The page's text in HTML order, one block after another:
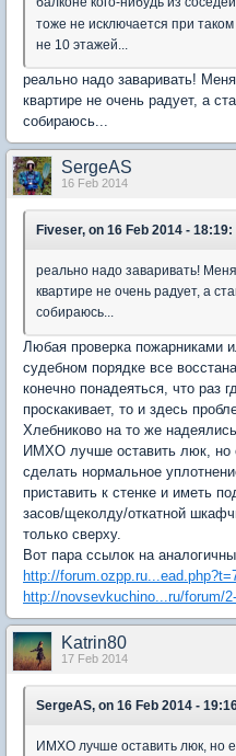
тоже не исключается при
не 10 этажей...
реально надо заваривать!
квартире не очень радует, а
собираюсь...
SergeAS
16 Feb 2014
Fiveser, on 16 Feb 2014 - 18:19:
реально надо заваривать!
квартире не очень радует, а
собираюсь...
Любая проверка пожарниками
судебном порядке все
конечно понадеяться, что раз
проскакивает, то и здесь
Хлебниково на то же
ИМХО лучше оставить люк, но
сделать нормальное
приставить к стенке и иметь
засов/щеколду/откатной
только сверху.
Вот пара ссылок на
http://
http://novsevkuchino...ru/forum/
Katrin80
17 Feb 2014
SergeAS, on 16 Feb 2014 -
ИМХО лучше оставить люк, но